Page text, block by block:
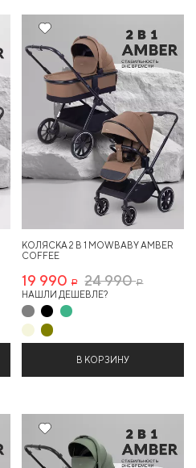
20%
КОЛЯСКА 2 В 1 MOWBABY AMBER
COFFEE
19 990 Р 24 990Р
НАШЛИ ДЕШЕВЛЕ?
В КОРЗИНУ
20%